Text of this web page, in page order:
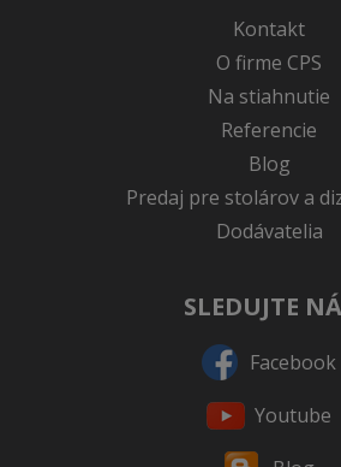
Kontakt
O firme CPS
Na stiahnutie
Referencie
Blog
Predaj pre stolárov a
Dodávatelia
SLEDUJTE
Facebook
Youtube